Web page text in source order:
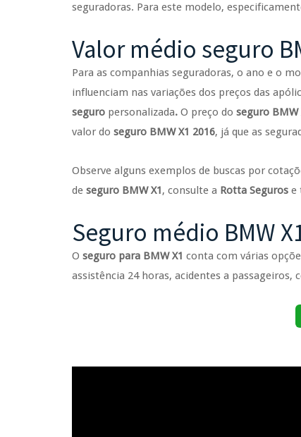
seguradoras. Para este modelo,
Valor médio seguro
Para as companhias seguradoras, o ano e o
influenciam nas variações dos preços das
seguro personalizada. O preço do seguro BMW
valor do seguro BMW X1 2016, já que as
Observe alguns exemplos de buscas por
de seguro BMW X1, consulte a Rotta Seguros e
Seguro médio BMW
O seguro para BMW X1 conta com várias
assistência 24 horas, acidentes a passageiros,